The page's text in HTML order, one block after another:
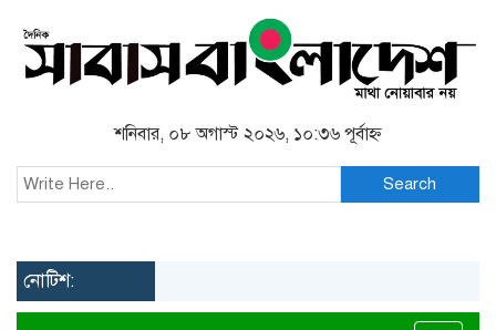
শনিবার, ০৮ অগাস্ট ২০২৬, ১০:৩৬ পূর্বাহ্ন
Search
নোটিশ: